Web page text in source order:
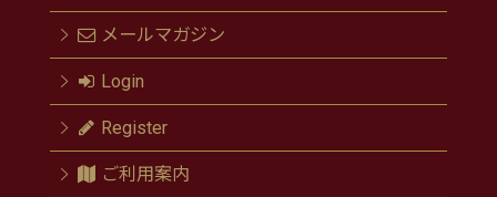
メールマガジン
Login
Register
ご利用案内